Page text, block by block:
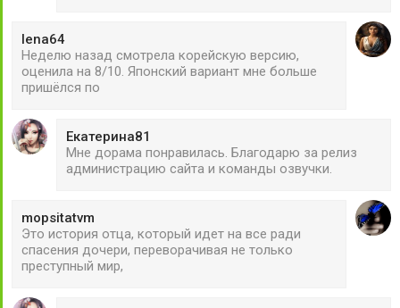
lena64
Неделю назад смотрела корейскую версию,
оценила на 8/10. Японский вариант мне больше
пришёлся по
Екатерина81
Мне дорама понравилась. Благодарю за релиз
администрацию сайта и команды озвучки.
mopsitatvm
Это история отца, который идет на все ради
спасения дочери, переворачивая не только
преступный мир,